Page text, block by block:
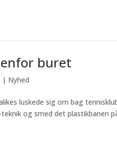
buret
| Nyhed
luskede sig om bag
og smed det plastikbanen